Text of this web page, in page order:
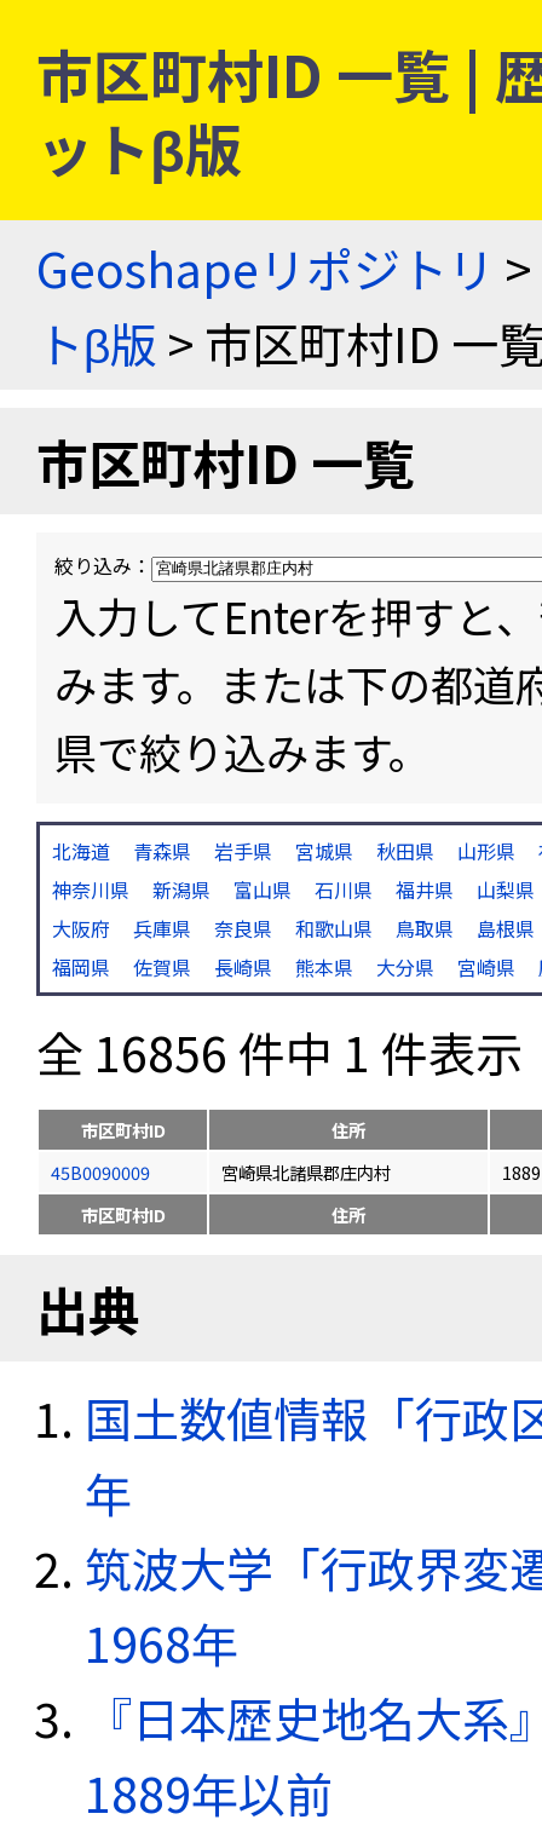
市区町村ID 一覧 |
ットβ版
Geoshapeリポジトリ >
トβ版 > 市区町村ID 一
市区町村ID 一覧
絞り込み：
入力してEnterを押すと
みます。または下の都道
県で絞り込みます。
北海道 青森県 岩手県 宮城県 秋田県 山形県
神奈川県
新潟県 富山県 石川県 福井県
山梨県
大阪府
兵庫県 奈良県 和歌山県 鳥取県
島根県
福岡県
佐賀県 長崎県 熊本県 大分県 宮崎県
全 16856 件中 1 件表示
市区町村ID
住所
45B0090009
宮崎県北諸県郡庄内村
市区町村ID
住所
出典
国土数値情報「行政
年
筑波大学「行政界変
1968年
『日本歴史地名大
1889年以前